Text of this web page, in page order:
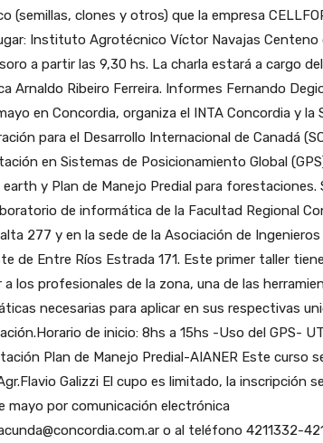
(semillas, clones y otros) que la empresa
Instituto Agrotécnico Víctor Navajas Centeno
a partir las 9,30 hs. La charla estará a cargo
Arnaldo Ribeiro Ferreira. Informes Fernando
en Concordia, organiza el INTA Concordia y la
para el Desarrollo Internacional de Canadá
en Sistemas de Posicionamiento Global
earth y Plan de Manejo Predial para forestaciones.
de informática de la Facultad Regional
277 y en la sede de la Asociación de
de Entre Ríos Estrada 171. Este primer taller
a los profesionales de la zona, una de las
necesarias para aplicar en sus respectivas
de inicio: 8hs a 15hs -Uso del GPS-
Plan de Manejo Predial-AIANER Este curso
Galizzi El cupo es limitado, la inscripción
mayo por comunicación electrónica
o al teléfono 4211332-